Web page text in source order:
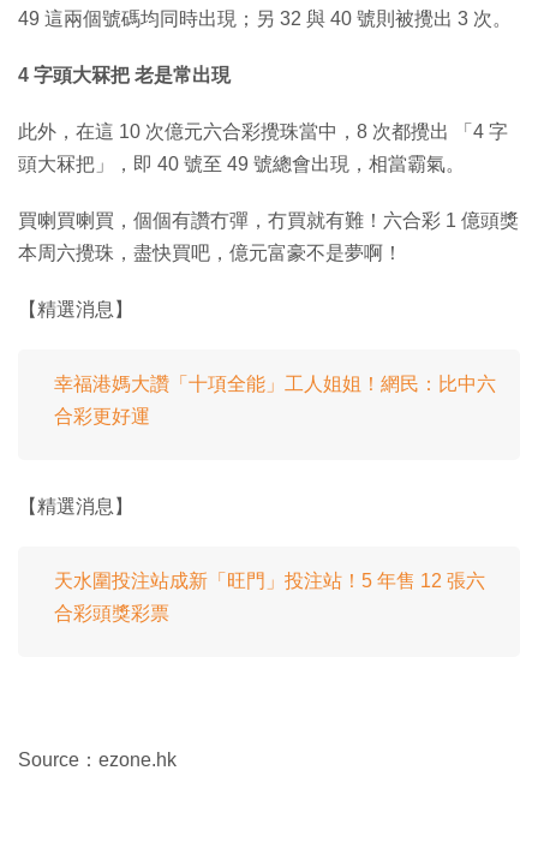
49 這兩個號碼均同時出現；另 32 與 40 號則被攪出 3 次。
4 字頭大冧把 老是常出現
此外，在這 10 次億元六合彩攪珠當中，8 次都攪出 「4 字
頭大冧把」，即 40 號至 49 號總會出現，相當霸氣。
買喇買喇買，個個有讚冇彈，冇買就有難！六合彩 1 億頭獎
本周六攪珠，盡快買吧，億元富豪不是夢啊！
【精選消息】
幸福港媽大讚「十項全能」工人姐姐！網民：比中六
合彩更好運
【精選消息】
天水圍投注站成新「旺門」投注站！5 年售 12 張六
合彩頭獎彩票
Source：ezone.hk